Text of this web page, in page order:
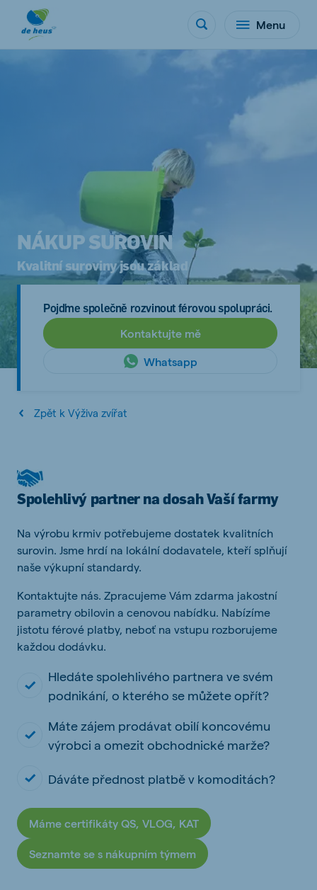
Menu
NÁKUP SUROVIN
Kvalitní suroviny jsou základ
Pojďme společně rozvinout férovou spolupráci.
Kontaktujte mě
Whatsapp
Zpět k Výživa zvířat
Spolehlivý partner na dosah Vaší farmy
Na výrobu krmiv potřebujeme dostatek kvalitních
surovin. Jsme hrdí na lokální dodavatele, kteří splňují
naše výkupní standardy.
Kontaktujte nás. Zpracujeme Vám zdarma jakostní
parametry obilovin a cenovou nabídku. Nabízíme
jistotu férové platby, neboť na vstupu rozborujeme
každou dodávku.
Hledáte spolehlivého partnera ve svém
podnikání, o kterého se můžete opřít?
Máte zájem prodávat obilí koncovému
výrobci a omezit obchodnické marže?
Dáváte přednost platbě v komoditách?
Máme certifikáty QS, VLOG, KAT
Seznamte se s nákupním týmem